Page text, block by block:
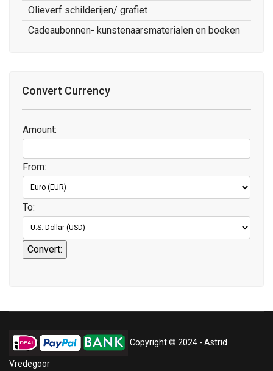
Olieverf schilderijen/ grafiet
Cadeaubonnen- kunstenaarsmaterialen en boeken
Convert Currency
Amount:
From:
To:
Copyright © 2024 - Astrid
Vredegoor